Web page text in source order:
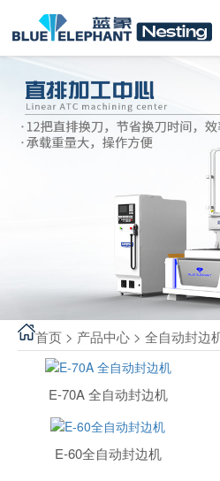
首页 > 产品中心 > 全自动封边
E-70A 全自动封边机
E-60全自动封边机